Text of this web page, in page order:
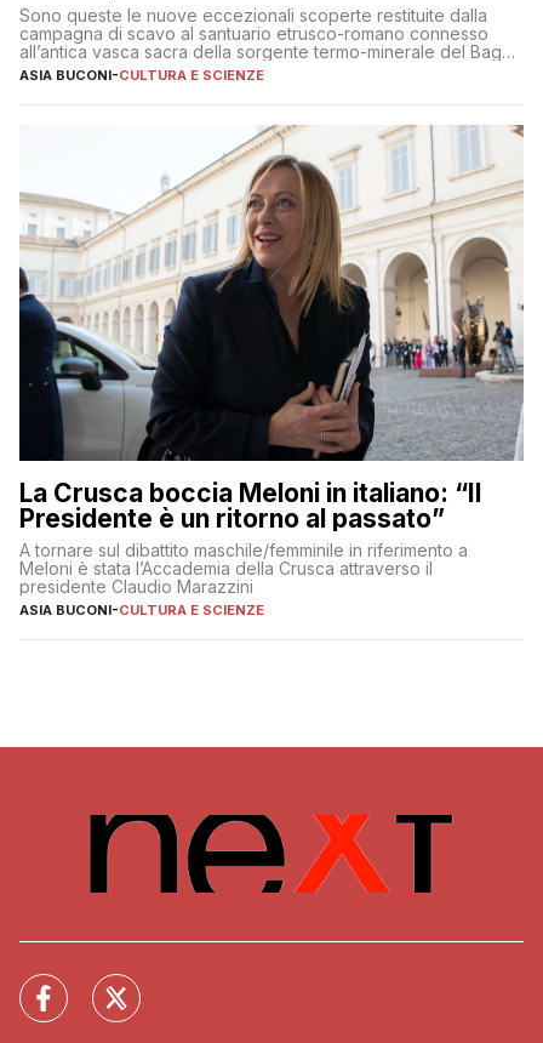
Sono queste le nuove eccezionali scoperte restituite dalla
campagna di scavo al santuario etrusco-romano connesso
all’antica vasca sacra della sorgente termo-minerale del Bagno
Grande
ASIA BUCONI-CULTURA E SCIENZE
La Crusca boccia Meloni in italiano: “Il
Presidente è un ritorno al passato”
A tornare sul dibattito maschile/femminile in riferimento a
Meloni è stata l’Accademia della Crusca attraverso il
presidente Claudio Marazzini
ASIA BUCONI-CULTURA E SCIENZE